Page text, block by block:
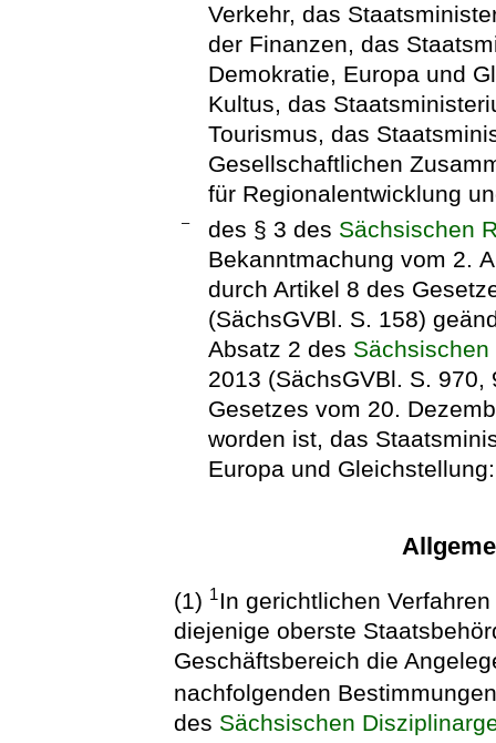
Verkehr, das
der Finanzen, das
Demokratie, Europa und
Kultus, das
Tourismus, das
Gesellschaftlichen
für Regionalentwicklung
– des § 3 des Sächsischen
Bekanntmachung vom 2.
durch Artikel 8 des
(SächsGVBl. S. 158)
Absatz 2 des
2013 (SächsGVBl. S.
Gesetzes vom 20.
worden ist, das
Europa und Gleichstellung:
(1) 1 In gerichtlichen
diejenige oberste
Geschäftsbereich die
nachfolgenden
des Sächsischen